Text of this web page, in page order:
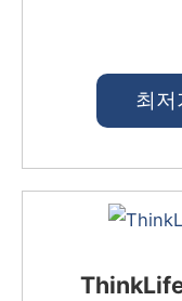
최저